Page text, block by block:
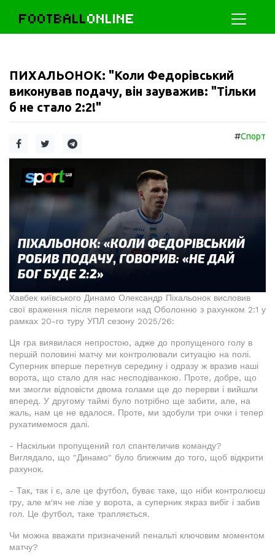
FOOTBALLONLINE
ПИХАЛЬОНОК: "Коли Федорівський
виконував подачу, він зауважив: "Тільки
б не стало 2:2!"
#Спорт
Хавбек київського Динамо Олександр Піхальонок висловив
свої враження після перемоги над Оболонню з рахунком 2:1 у
рамках 20-го туру УПЛ сезону 2025/26:
Ця гра виявилася непростою, адже до пропущеного голу в
першій половині матчу ми контролювали ситуацію на полі.
Суперник вперше перетнув середину і одразу ж вразив наші
ворота, що стало для нас несподіванкою. Проте, добре, що
ми змогли відповісти двома голами ще до перерви і вийшли
вперед. У другому таймі було потрібно ще забити, але, на
жаль, нам це не вдалося. Проте, ми здобули три очки і тепер
рухатимемося далі.
- Наскільки пропущений гол спантеличив команду?
Виглядало, що "Динамо" було ближчим до того, щоб відкрити
рахунок.
- Так, так і є, але це футбол, буває таке, що ніби контролюєш
гру, але м'яч не лізе у ворота, а суперник якраз вибіг і забив
гол. Це футбол, таке трапляється.
Чи можна вважати призначений пенальті ключовим моментом
матчу?